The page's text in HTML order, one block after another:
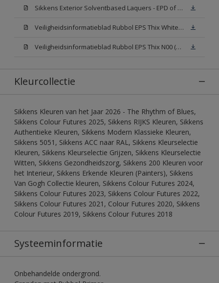
Sikkens Exterior Solventbased Laquers - EPD of Milieuproductverklaring
Veiligheidsinformatieblad Rubbol EPS Thix White W05 (MSDS)
Veiligheidsinformatieblad Rubbol EPS Thix N00 (MSDS)
Kleurcollectie
Sikkens Kleuren van het Jaar 2026 - The Rhythm of Blues,
Sikkens Colour Futures 2025, Sikkens RIJKS Kleuren, Sikkens
Authentieke Kleuren, Sikkens Modern Klassieke Kleuren,
Sikkens 5051, Sikkens ACC naar RAL, Sikkens Kleurselectie
Kleuren, Sikkens Kleurselectie Grijzen, Sikkens Kleurselectie
Witten, Sikkens Gezondheidszorg, Sikkens 200 Kleuren voor
het Interieur, Sikkens Erkende Kleuren (Painters), Sikkens
Van Gogh Collectie kleuren, Sikkens Colour Futures 2024,
Sikkens Colour Futures 2023, Sikkens Colour Futures 2022,
Sikkens Colour Futures 2021, Colour Futures 2020, Sikkens
Colour Futures 2019, Sikkens Colour Futures 2018
Systeeminformatie
Onbehandelde ondergrond.